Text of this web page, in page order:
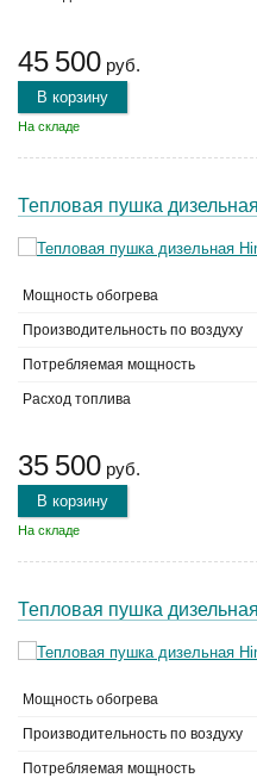
45 500 руб.
В корзину
На складе
Тепловая пушка
Мощность обогрева
Производительность по воздуху
Потребляемая мощность
Расход топлива
35 500 руб.
В корзину
На складе
Тепловая пушка
Мощность обогрева
Производительность по воздуху
Потребляемая мощность